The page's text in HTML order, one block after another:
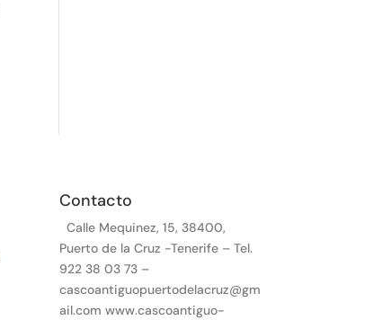
Contacto
Calle Mequinez, 15, 38400,
Puerto de la Cruz -Tenerife – Tel.
922 38 03 73 –
cascoantiguopuertodelacruz@gm
ail.com www.cascoantiguo-